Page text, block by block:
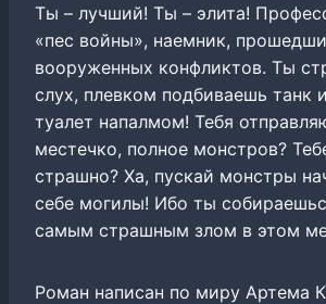
Ты – лучший! Ты – элита!
«пес войны», наемник,
вооруженных конфликтов. Ты
слух, плевком подбиваешь танк
туалет напалмом! Тебя
местечко, полное монстров?
страшно? Ха, пускай монстры
себе могилы! Ибо ты
самым страшным злом в этом
Роман написан по миру Артема